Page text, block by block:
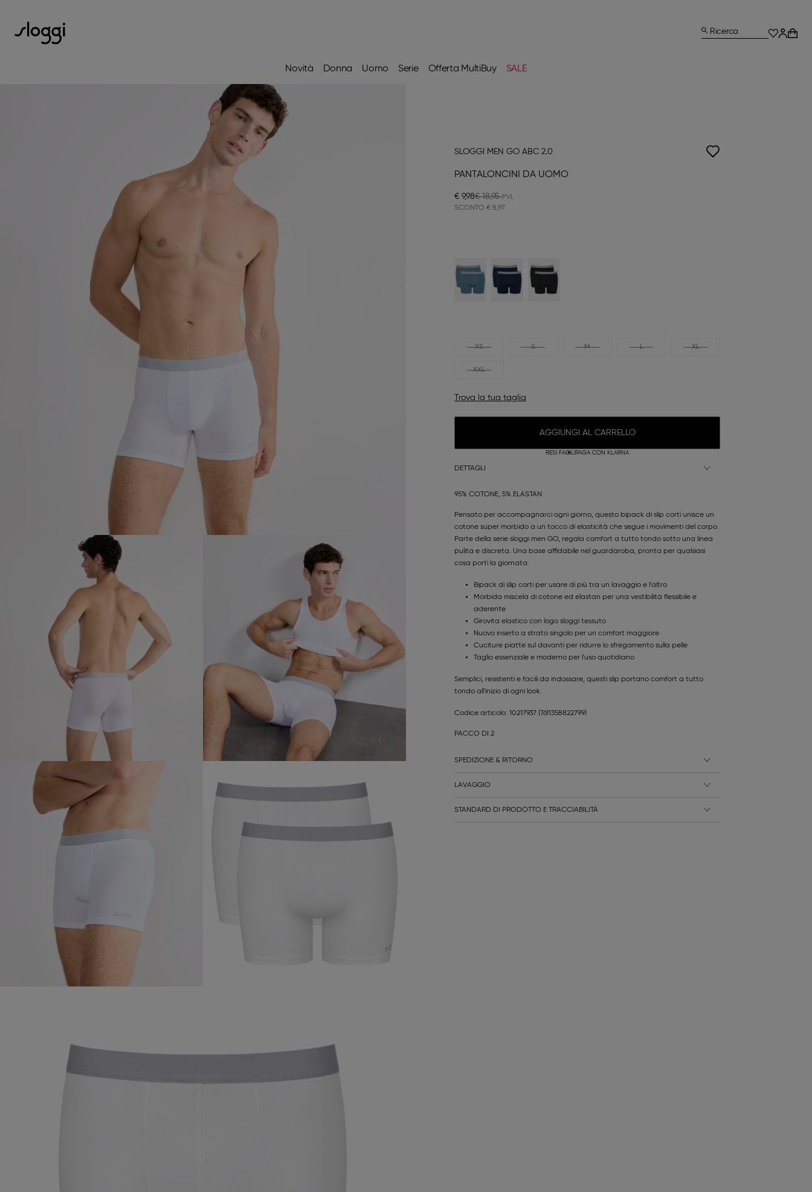
Novità Donna Uomo Serie Offerta MultiBuy SALE
Ricerca
SLOGGI MEN GO ABC 2.0
PANTALONCINI DA UOMO
€ 9,98€ 18,95
SCONTO € 8,97
XS S M L XL
XXL
Trova la tua taglia
AGGIUNGI AL CARRELLO
RESI FACILI PAGA CON KLARNA
DETTAGLI
95% COTONE, 5% ELASTAN
Pensato per accompagnarci ogni giorno, questo bipack di slip corti unisce un
cotone super morbido a un tocco di elasticità che segue i movimenti del corpo.
Parte della serie sloggi men GO, regala comfort a tutto tondo sotto una linea
pulita e discreta. Una base affidabile nel guardaroba, pronta per qualsiasi
cosa porti la giornata.
Bipack di slip corti per usare di più tra un lavaggio e l'altro
Morbida miscela di cotone ed elastan per una vestibilità flessibile e
aderente
Girovita elastico con logo sloggi tessuto
Nuovo inserto a strato singolo per un comfort maggiore
Cuciture piatte sul davanti per ridurre lo sfregamento sulla pelle
Taglio essenziale e moderno per l'uso quotidiano
Semplici, resistenti e facili da indossare, questi slip portano comfort a tutto
tondo all'inizio di ogni look.
Codice articolo: 10217937 (7611358822799)
PACCO DI 2
SPEDIZIONE & RITORNO
LAVAGGIO
STANDARD DI PRODOTTO E TRACCIABILITÀ